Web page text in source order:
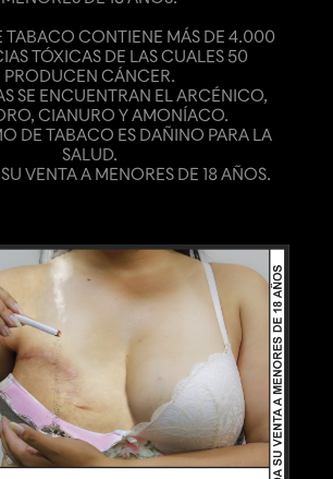
TABACO CONTIENE MÁS DE 4.000
TÓXICAS DE LAS CUALES 50
PRODUCEN CÁNCER.
SE ENCUENTRAN EL ARCÉNICO,
CIANURO Y AMONÍACO.
DE TABACO ES DAÑINO PARA LA
SALUD.
VENTA A MENORES DE 18 AÑOS.